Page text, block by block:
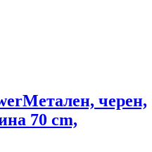
Метален, черен,
70 cm,